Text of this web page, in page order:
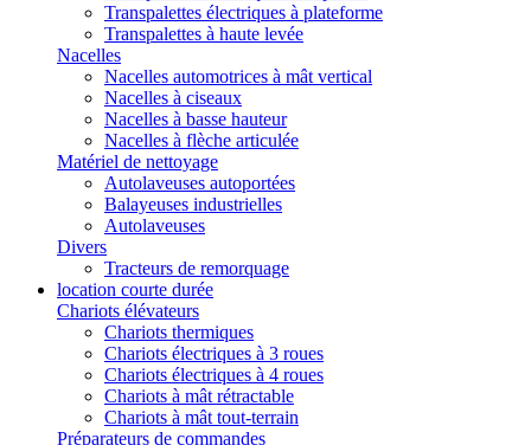
Transpalettes électriques à plateforme
Transpalettes à haute levée
Nacelles
Nacelles automotrices à mât vertical
Nacelles à ciseaux
Nacelles à basse hauteur
Nacelles à flèche articulée
Matériel de nettoyage
Autolaveuses autoportées
Balayeuses industrielles
Autolaveuses
Divers
Tracteurs de remorquage
location courte durée
Chariots élévateurs
Chariots thermiques
Chariots électriques à 3 roues
Chariots électriques à 4 roues
Chariots à mât rétractable
Chariots à mât tout-terrain
Préparateurs de commandes